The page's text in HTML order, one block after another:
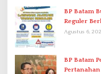
BP Batam
Reguler
Agustus 6,
BP Batam